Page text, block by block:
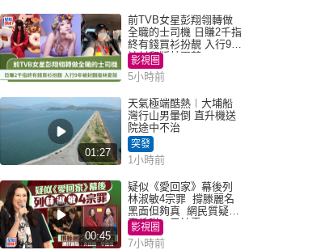
前TVB女星彭翔翎轉做
全職的士司機 日賺2千指
終有錢買衫扮靚 入行9年
被封翻版林夏薇
影視圈
5小時前
01:27
天氣極端酷熱︱大埔船
灣行山男暈倒 直升機送
院途中不治
突發
1小時前
00:45
疑似《愛回家》幕後列
林淑敏4宗罪 撐滕麗名
黑面但夠真 網民質疑：
真係咁一早被雪
影視圈
7小時前